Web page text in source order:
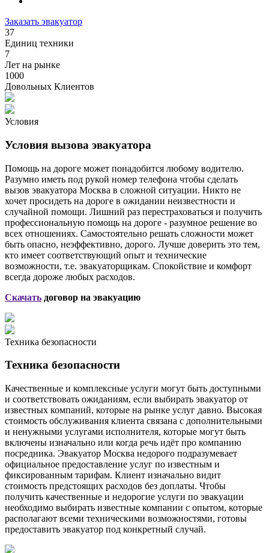
Заказать эвакуатор
37
Единиц техники
7
Лет на рынке
1000
Довольных Клиентов
Условия
Условия вызова эвакуатора
Помощь на дороге может понадобится любому водителю.
Разумно иметь под рукой номер телефона чтобы сделать
вызов эвакуатора Москва в сложной ситуации. Никто не
хочет просидеть на дороге в ожидании неизвестности и
случайной помощи. Лишний раз перестраховаться и получить
профессиональную помощь на дороге - разумное решение во
всех отношениях. Самостоятельно решать сложности может
быть опасно, неэффективно, дорого. Лучше доверить это тем,
кто имеет соответствующий опыт и технические
возможности, т.е. эвакуаторщикам. Спокойствие и комфорт
всегда дороже любых расходов.
Скачать договор на эвакуацию
Техника безопасности
Техника безопасности
Качественные и комплексные услуги могут быть доступными
и соответствовать ожиданиям, если выбирать эвакуатор от
известных компаний, которые на рынке услуг давно. Высокая
стоимость обслуживания клиента связана с дополнительными
и ненужными услугами исполнителя, которые могут быть
включены изначально или когда речь идёт про компанию
посредника. Эвакуатор Москва недорого подразумевает
официальное предоставление услуг по известным и
фиксированным тарифам. Клиент изначально видит
стоимость предстоящих расходов без доплаты. Чтобы
получить качественные и недорогие услуги по эвакуации
необходимо выбирать известные компании с опытом, которые
располагают всеми техническими возможностями, готовы
предоставить эвакуатор под конкретный случай.